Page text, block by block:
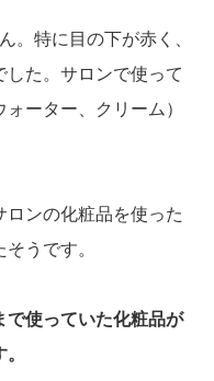
。特に目の下が赤く、
た。サロンで使って
ーター、クリーム）
ンの化粧品を使った
うです。
で使っていた化粧品が